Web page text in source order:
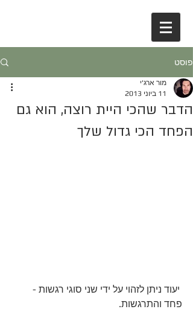
פוסט
הדבר שהכי היית רוצה, הוא גם
הפחד הכי גדול שלך
מור ארג'י
11 ביוני 2013
יעוד ניתן לזהוי על ידי שני סוגי רגשות -
פחד והתרגשות.